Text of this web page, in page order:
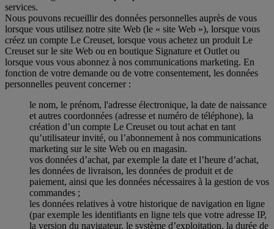
services.
Nous pouvons recueillir des données personnelles auprès de vous
lorsque vous utilisez notre site Web (le « site Web »), lorsque vous
créez un compte Le Creuset, lorsque vous achetez un produit Le
Creuset sur le site Web ou en boutique Signature et Outlet ou
lorsque vous vous abonnez à nos communications marketing. En
fonction de votre demande ou de votre consentement, les données
personnelles peuvent concerner :
le nom, le prénom, l'adresse électronique, la date de naissance
et autres coordonnées (adresse et numéro de téléphone), la
création d’un compte Le Creuset ou tout achat en tant
qu’utilisateur invité, ou l’abonnement à nos communications
marketing sur le site Web ou en magasin.
vos données d’achat, par exemple la date et l’heure d’achat,
les données de livraison, les données de produit et de
paiement, ainsi que les données nécessaires à la gestion de vos
commandes ;
les données relatives à votre historique de navigation en ligne
(par exemple les identifiants en ligne tels que votre adresse IP,
la version du navigateur, le système d’exploitation, la durée de